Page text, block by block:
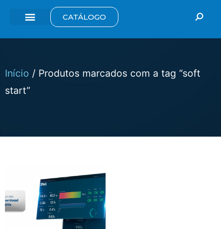
CATÁLOGO
Início / Produtos marcados com a tag “soft
start”